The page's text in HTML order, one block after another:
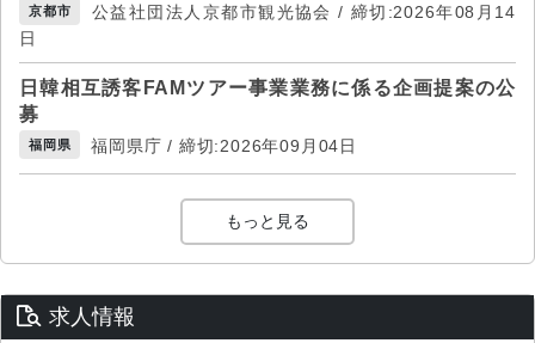
京都市
公益社団法人京都市観光協会 / 締切:2026年08月14
日
日韓相互誘客FAMツアー事業業務に係る企画提案の公
募
福岡県 福岡県庁 / 締切:2026年09月04日
もっと見る
求人情報